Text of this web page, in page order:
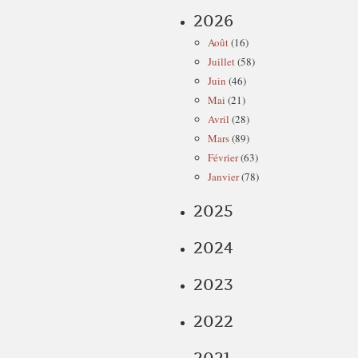
2026
Août(16)
Juillet(58)
Juin (46)
Mai (21)
Avril (28)
Mars(89)
Février(63)
Janvier(78)
2025
2024
2023
2022